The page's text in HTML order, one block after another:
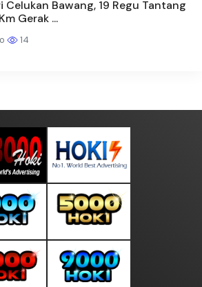
Celukan Bawang, 19 Regu Tantang
Gerak ...
14